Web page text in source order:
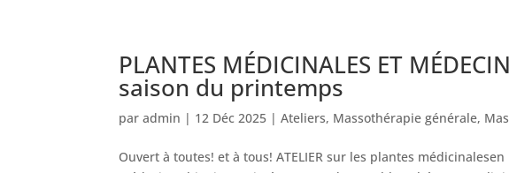
PLANTES MÉDICINALES ET
saison du printemps
paradmin | 12 Déc 2025 |Ateliers, Massothérapie générale,
Ouvert à toutes! et à tous! ATELIER sur les plantes